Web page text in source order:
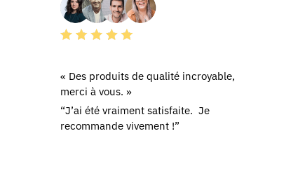
la
page
du
« Des produits de qualité incroyable,
merci à vous. »
“J’ai été vraiment satisfaite. Je
recommande vivement !”